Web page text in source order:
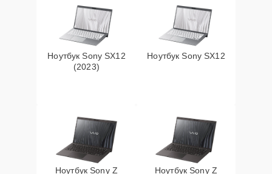
Ноутбук Sony SX12
(2023)
Ноутбук Sony SX12
Ноутбук Sony Z
Ноутбук Sony Z